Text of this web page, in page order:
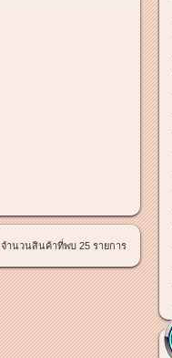
จำนวนสินค้าที่พบ 25 รายการ